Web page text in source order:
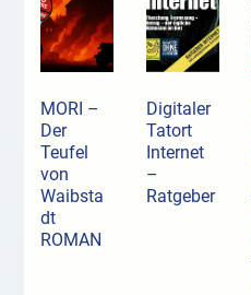
MORI –
Der
Teufel
von
Waibsta
dt
ROMAN
Digitaler
Tatort
Internet
–
Ratgeber